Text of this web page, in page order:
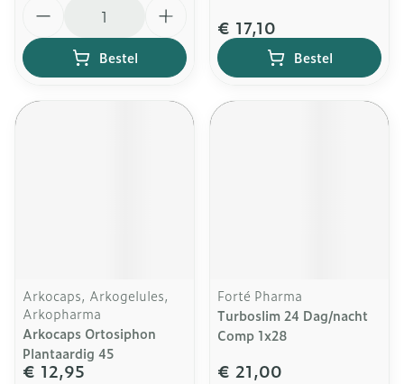
Bestel
€ 17,10
Bestel
Arkocaps, Arkogelules,
Arkopharma
Arkocaps Ortosiphon
Plantaardig 45
€ 12,95
Forté Pharma
Turboslim 24 Dag/nacht
Comp 1x28
€ 21,00